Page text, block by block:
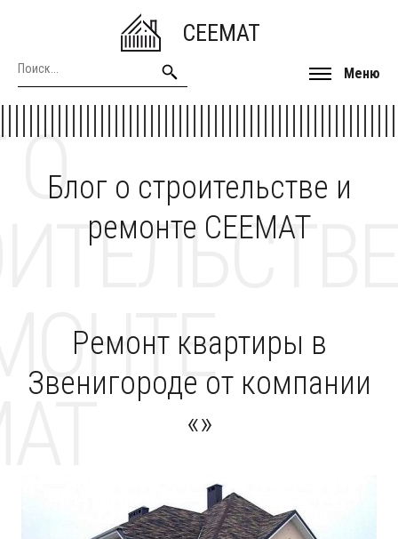
CEEMAT
Меню
Блог о строительстве и
ремонте CEEMAT
О
Ремонт квартиры в
Звенигороде от компании
«»